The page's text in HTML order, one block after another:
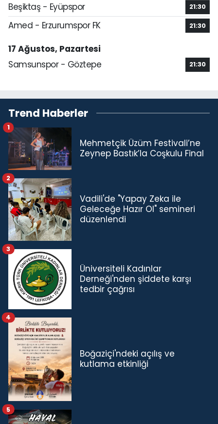
Beşiktaş - Eyüpspor 21:30
Amed - Erzurumspor FK 21:30
17 Ağustos, Pazartesi
Samsunspor - Göztepe
21:30
Trend Haberler
Mehmetçik Üzüm Festivali’ne
Zeynep Bastık’la Coşkulu Final
1
Vadili'de "Yapay Zeka ile
Geleceğe Hazır Ol" semineri
düzenlendi
2
Üniversiteli Kadınlar
Derneği'nden şiddete karşı
tedbir çağrısı
3
Boğaziçi'ndeki açılış ve
kutlama etkinliği
4
5